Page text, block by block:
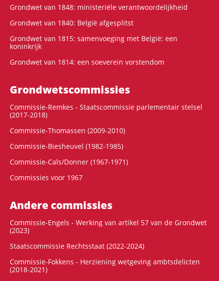
Grondwet van 1848: ministeriële verantwoordelijkheid
Grondwet van 1840: België afgesplitst
Grondwet van 1815: samenvoeging met België: een
koninkrijk
Grondwet van 1814: een soeverein vorstendom
Grondwets­commissies
Commissie-Remkes - Staatscommissie parlementair stelsel
(2017-2018)
Commissie-Thomassen (2009-2010)
Commissie-Biesheuvel (1982-1985)
Commissie-Cals/Donner (1967-1971)
Commissies voor 1967
Andere commissies
Commissie-Engels - Werking van artikel 57 van de Grondwet
(2023)
Staatscommissie Rechtsstaat (2022-2024)
Commissie-Fokkens - Herziening wetgeving ambtsdelicten
(2018-2021)